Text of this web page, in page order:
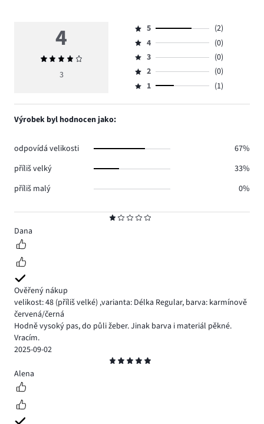
1
Dana
Ověřený nákup
velikost: 48 (příliš velké) ,varianta: Délka Regular, barva: karmínově
červená/černá
Hodně vysoký pas, do půli žeber. Jinak barva i materiál pěkné.
Vracím.
2025-09-02
5
Alena
4
Průměrné
hodnocení
3
Hodnocení
5,
počet
hlasů
2.
5
(2)
Hodnocení
4,
počet
hlasů
4
(0)
Hodnocení
3,
počet
3
(0)
Hodnocení
2,
2
(0)
Hodnocení
1,
1 (1)
Výrobek byl hodnocen jako:
odpovídá velikosti
67%
příliš velký
33%
příliš malý
0%